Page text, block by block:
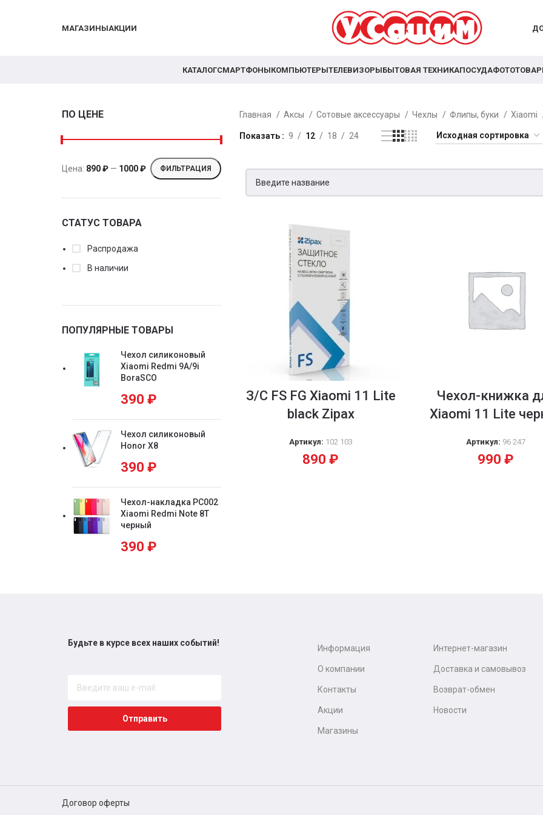
МАГАЗИНЫАКЦИИ
КАТАЛОГСМАРТФОНЫКОМПЬЮТЕРЫТЕЛЕВИЗОРЫБЫТОВАЯ ТЕХНИКАПОСУДА
ПО ЦЕНЕ
ФИЛЬТРАЦИЯ
Цена: 890 ₽ — 1000 ₽
СТАТУС ТОВАРА
Распродажа
В наличии
ПОПУЛЯРНЫЕ ТОВАРЫ
Чехол силиконовый
Xiaomi Redmi 9A/9i
BoraSCO
390 ₽
Чехол силиконовый
Honor X8
390 ₽
Чехол-накладка PC002
Xiaomi Redmi Note 8T
черный
390 ₽
Главная Аксы Сотовые аксессуары Чехлы Флипы, буки Xiaomi
Показать 9 12 18 24
З/С FS FG Xiaomi 11 Lite
black Zipax
Артикул: 102 103
890₽
Чехол-книжка
Xiaomi 11 Lite
Артикул: 96 247
990₽
Будьте в курсе всех наших событий!
Отправить
Информация
О компании
Контакты
Акции
Магазины
Интернет-магазин
Доставка и самовывоз
Возврат-обмен
Новости
Договор оферты